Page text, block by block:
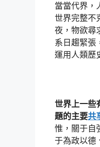
當當代界，
世界完整不
夜，物欲尋
系日趨緊張
運用人類歷
世界上一些
題的主要共
惟，關于自
于為政以德